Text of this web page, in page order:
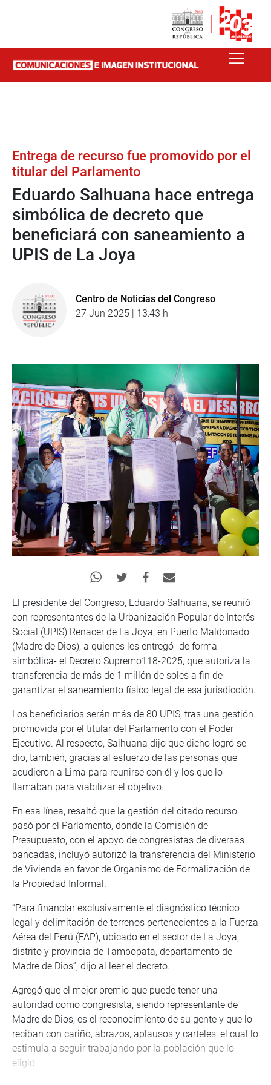
Entrega de recurso fue promovido por el
titular del Parlamento
Eduardo Salhuana hace entrega
simbólica de decreto que
beneficiará con saneamiento a
UPIS de La Joya
Centro de Noticias del Congreso
27 Jun 2025 | 13:43 h
El presidente del Congreso, Eduardo Salhuana, se reunió
con representantes de la Urbanización Popular de Interés
Social (UPIS) Renacer de La Joya, en Puerto Maldonado
(Madre de Dios), a quienes les entregó- de forma
simbólica- el Decreto Supremo118-2025, que autoriza la
transferencia de más de 1 millón de soles a fin de
garantizar el saneamiento físico legal de esa jurisdicción.
Los beneficiarios serán más de 80 UPIS, tras una gestión
promovida por el titular del Parlamento con el Poder
Ejecutivo. Al respecto, Salhuana dijo que dicho logró se
dio, también, gracias al esfuerzo de las personas que
acudieron a Lima para reunirse con él y los que lo
llamaban para viabilizar el objetivo.
En esa línea, resaltó que la gestión del citado recurso
pasó por el Parlamento, donde la Comisión de
Presupuesto, con el apoyo de congresistas de diversas
bancadas, incluyó autorizó la transferencia del Ministerio
de Vivienda en favor de Organismo de Formalización de
la Propiedad Informal.
“Para financiar exclusivamente el diagnóstico técnico
legal y delimitación de terrenos pertenecientes a la Fuerza
Aérea del Perú (FAP), ubicado en el sector de La Joya,
distrito y provincia de Tambopata, departamento de
Madre de Dios”, dijo al leer el decreto.
Agregó que el mejor premio que puede tener una
autoridad como congresista, siendo representante de
Madre de Dios, es el reconocimiento de su gente y que lo
reciban con cariño, abrazos, aplausos y carteles, el cual lo
estimula a seguir trabajando por la población que lo
eligió.